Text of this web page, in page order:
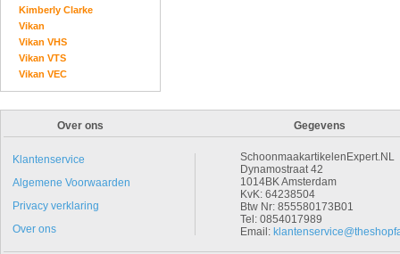
Kimberly Clarke
Vikan
Vikan VHS
Vikan VTS
Vikan VEC
Over ons Gegevens
Klantenservice
Algemene Voorwaarden
Privacy verklaring
Over ons
SchoonmaakartikelenExpert.NL
Dynamostraat 42
1014BK Amsterdam
KvK: 64238504
Btw Nr: 855580173B01
Tel: 0854017989
Email: